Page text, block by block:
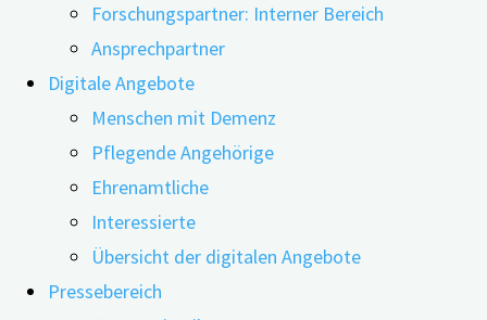
Forschungspartner: Interner Bereich
Ansprechpartner
Digitale Angebote
Menschen mit Demenz
Pflegende Angehörige
Ehrenamtliche
Interessierte
Übersicht der digitalen Angebote
Pressebereich
Gibt die Sprache eines Menschen Aufschluss darüber, ob
er geistige Beeinträchtigungen entwickelt? Das wollten
Forscher*innen aus Japan herausfinden und setzten
dazu Sprachanalysen ein. Akustische Merkmale sollten
dabei helfen, Personen mit geistigen
Beeinträchtigungen von gesunden zu unterscheiden.
Für die Prävention von Alzheimer-Erkrankungen ist es